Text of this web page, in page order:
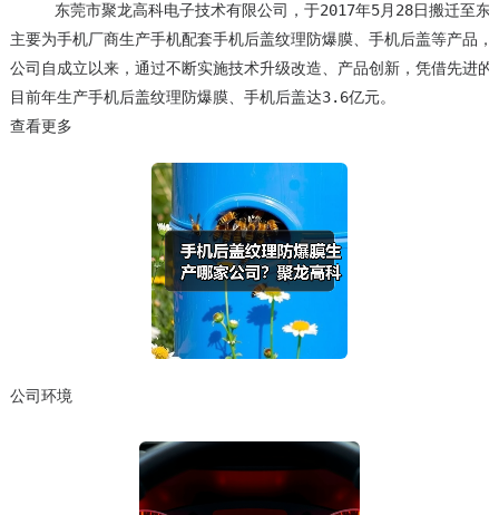
东莞市聚龙高科电子技术有限公司，于2017年5月28日搬迁至
主要为手机厂商生产手机配套手机后盖纹理防爆膜、手机后盖等产品，
公司自成立以来，通过不断实施技术升级改造、产品创新，凭借先进
目前年生产手机后盖纹理防爆膜、手机后盖达3.6亿元。
查看更多
公司环境